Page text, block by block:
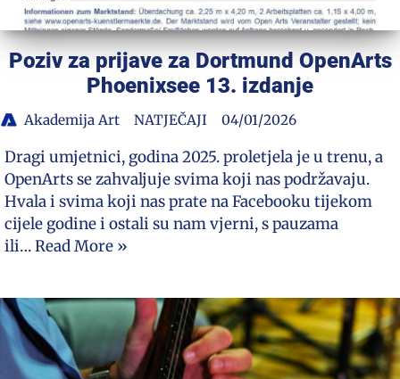
Poziv za prijave za Dortmund OpenArts
Phoenixsee 13. izdanje
Akademija Art NATJEČAJI 04/01/2026
Dragi umjetnici, godina 2025. proletjela je u trenu, a
OpenArts se zahvaljuje svima koji nas podržavaju.
Hvala i svima koji nas prate na Facebooku tijekom
cijele godine i ostali su nam vjerni, s pauzama
ili…Read More »